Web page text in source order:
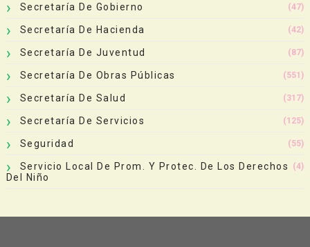
Secretaría De Gobierno (47)
Secretaría De Hacienda (42)
Secretaría De Juventud (87)
Secretaría De Obras Públicas (551)
Secretaría De Salud (317)
Secretaría De Servicios (125)
Seguridad (55)
Servicio Local De Prom. Y Protec. De Los Derechos
Del Niño
(4)